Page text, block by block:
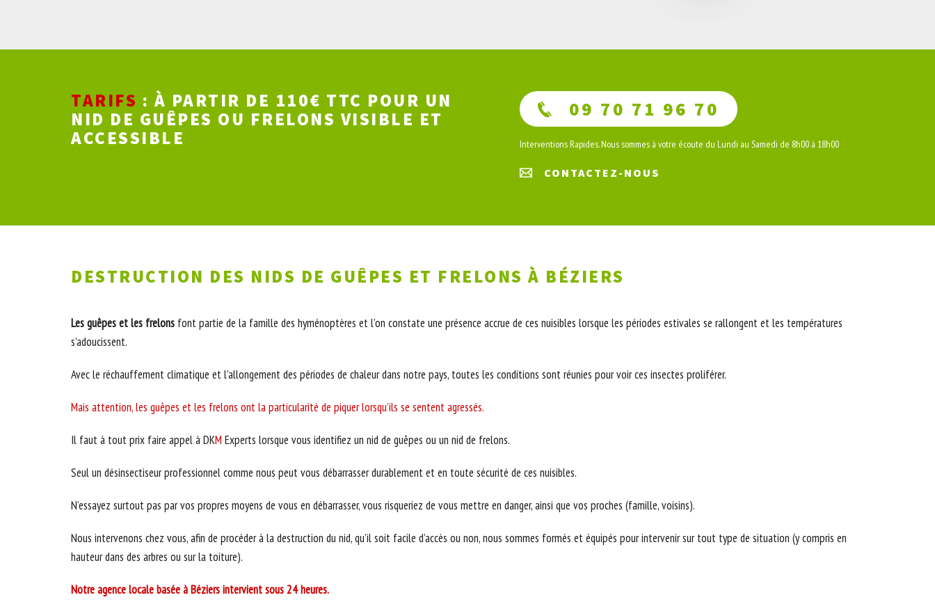
TARIFS : À PARTIR DE 110€ TTC POUR UN
NID DE GUÊPES OU FRELONS VISIBLE ET
ACCESSIBLE
09 70 71 96 70
Interventions Rapides. Nous sommes à votre écoute du Lundi au Samedi de 8h00 à 18h00
CONTACTEZ-NOUS
DESTRUCTION DES NIDS DE GUÊPES ET FRELONS À BÉZIERS
Les guêpes et les frelons font partie de la famille des hyménoptères et l’on constate une présence accrue de ces nuisibles lorsque les périodes estivales se rallongent et les températures
s’adoucissent.
Avec le réchauffement climatique et l’allongement des périodes de chaleur dans notre pays, toutes les conditions sont réunies pour voir ces insectes proliférer.
Mais attention, les guêpes et les frelons ont la particularité de piquer lorsqu’ils se sentent agressés.
Il faut à tout prix faire appel à DKM Experts lorsque vous identifiez un nid de guêpes ou un nid de frelons.
Seul un désinsectiseur professionnel comme nous peut vous débarrasser durablement et en toute sécurité de ces nuisibles.
N’essayez surtout pas par vos propres moyens de vous en débarrasser, vous risqueriez de vous mettre en danger, ainsi que vos proches (famille, voisins).
Nous intervenons chez vous, afin de procéder à la destruction du nid, qu’il soit facile d’accès ou non, nous sommes formés et équipés pour intervenir sur tout type de situation (y compris en
hauteur dans des arbres ou sur la toiture).
Notre agence locale basée à Béziers intervient sous 24 heures.